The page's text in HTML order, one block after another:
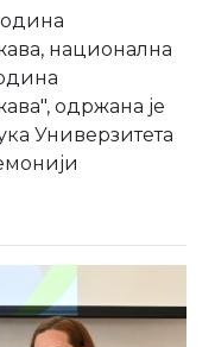
национална
одржана је
Универзитета